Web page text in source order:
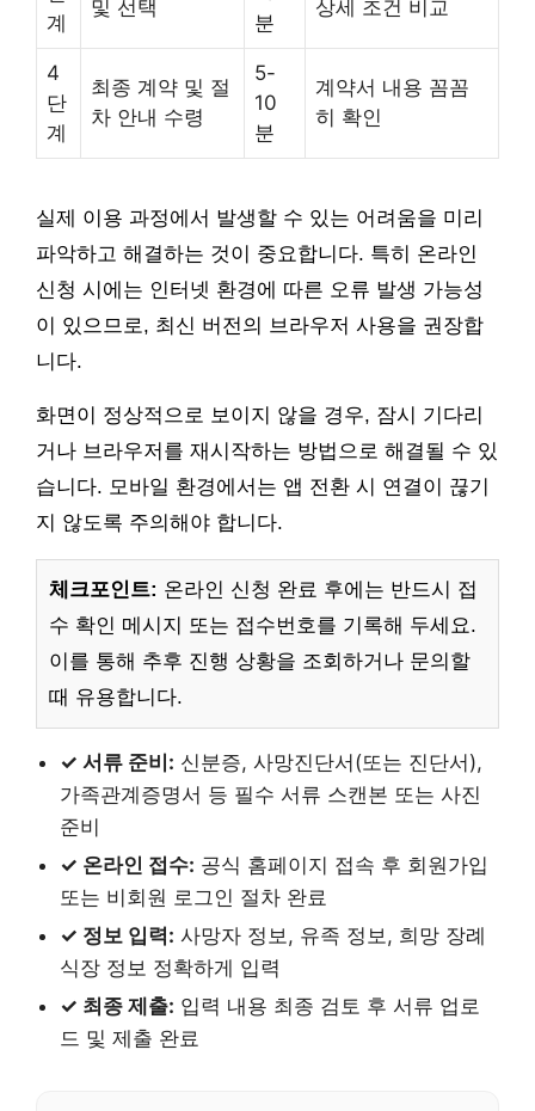
계
및 선택
분
상세 조건 비교
4
단
계
최종 계약 및 절
차 안내 수령
5-
10
분
계약서 내용 꼼꼼
히 확인
실제 이용 과정에서 발생할 수 있는 어려움을 미리
파악하고 해결하는 것이 중요합니다. 특히 온라인
신청 시에는 인터넷 환경에 따른 오류 발생 가능성
이 있으므로, 최신 버전의 브라우저 사용을 권장합
니다.
화면이 정상적으로 보이지 않을 경우, 잠시 기다리
거나 브라우저를 재시작하는 방법으로 해결될 수 있
습니다. 모바일 환경에서는 앱 전환 시 연결이 끊기
지 않도록 주의해야 합니다.
체크포인트: 온라인 신청 완료 후에는 반드시 접
수 확인 메시지 또는 접수번호를 기록해 두세요.
이를 통해 추후 진행 상황을 조회하거나 문의할
때 유용합니다.
✓ 서류 준비: 신분증, 사망진단서(또는 진단서),
가족관계증명서 등 필수 서류 스캔본 또는 사진
준비
✓ 온라인 접수: 공식 홈페이지 접속 후 회원가입
또는 비회원 로그인 절차 완료
✓ 정보 입력: 사망자 정보, 유족 정보, 희망 장례
식장 정보 정확하게 입력
✓ 최종 제출: 입력 내용 최종 검토 후 서류 업로
드 및 제출 완료